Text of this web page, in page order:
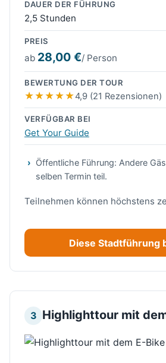
DAUER DER FÜHRUNG
2,5 Stunden
PREIS
ab 28,00 €/ Person
BEWERTUNG DER TOUR
4,9 (21 Rezensionen)
VERFÜGBAR BEI
Get Your Guide
Öffentliche Führung: Andere
selben Termin teil.
Teilnehmen können höchstens
Diese Stadtführung
3 Highlighttour mit